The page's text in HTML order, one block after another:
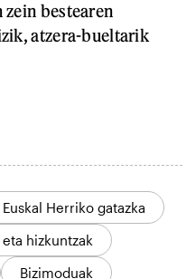
bestearen
atzera-bueltarik
Euskal Herriko gatazka
eta hizkuntzak
Bizimoduak